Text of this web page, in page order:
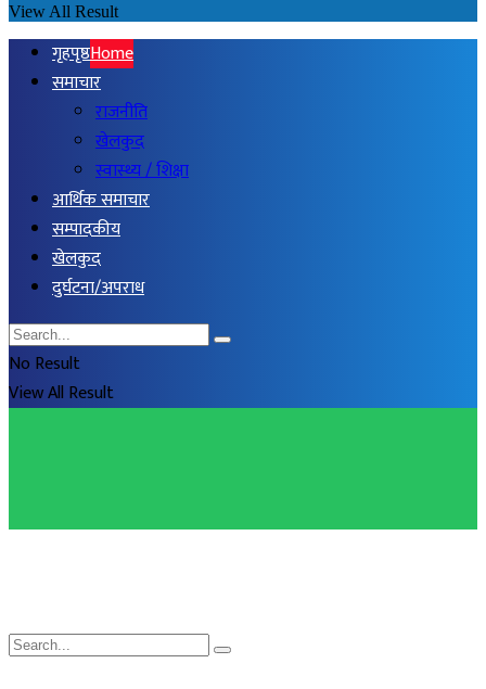
View All Result
गृहपृष्ठHome
समाचार
राजनीति
खेलकुद
स्वास्थ्य / शिक्षा
आर्थिक समाचार
सम्पादकीय
खेलकुद
दुर्घटना/अपराध
No Result
View All Result